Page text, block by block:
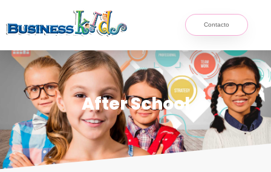
Contacto
After School